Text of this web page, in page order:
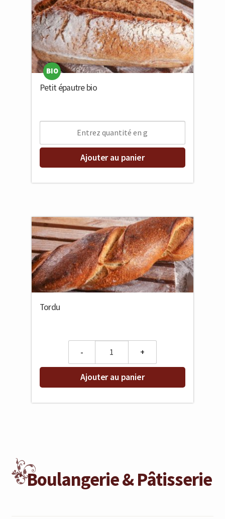
Petit épautre bio
BIO
Ajouter au panier
Tordu
Ajouter au panier
Boulangerie & Pâtisserie